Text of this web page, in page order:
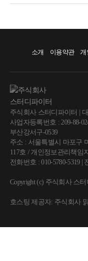
소개 이용약관 개
주식회사 스터디파이터 |
사업자등록번호 : 209-88-
부산강서구-0539
주소 : 서울특별시 마포구
117호 / 개인정보관리책임
전화번호 : 010-5780-5319 |
Copyright (c) 주식회사 스터
호스팅 제공자: 주식회사